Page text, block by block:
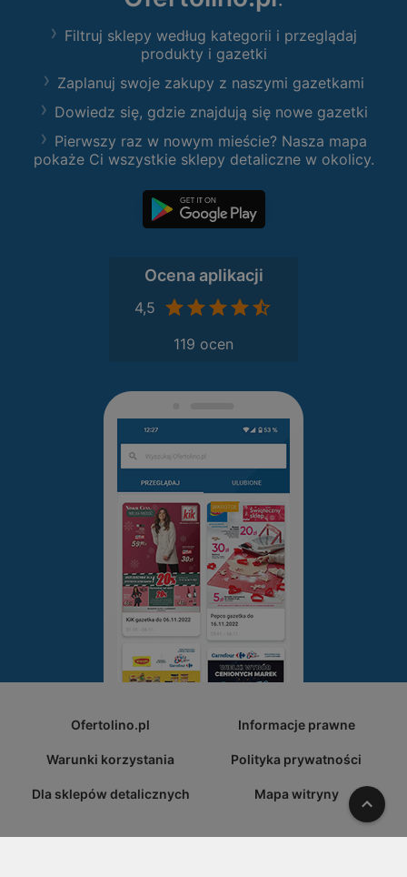
Filtruj sklepy według kategorii i przeglądaj
produkty i gazetki
Zaplanuj swoje zakupy z naszymi gazetkami
Dowiedz się, gdzie znajdują się nowe gazetki
Pierwszy raz w nowym mieście? Nasza mapa
pokaże Ci wszystkie sklepy detaliczne w okolicy.
Ocena aplikacji
4,5
119 ocen
Ofertolino.pl Informacje prawne
Warunki korzystania Polityka prywatności
Dla sklepów detalicznych Mapa witryny W